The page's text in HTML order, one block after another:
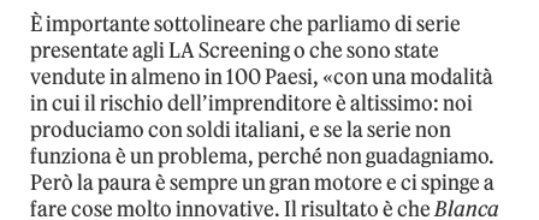
È importante sottolineare che parliamo di serie
presentate agli LA Screening o che sono state
vendute in almeno in 100 Paesi, «con una modalità
in cui il rischio dell’imprenditore è altissimo: noi
produciamo con soldi italiani, e se la serie non
funziona è un problema, perché non guadagniamo.
Però la paura è sempre un gran motore e ci spinge a
fare cose molto innovative. Il risultato è cheBlanca